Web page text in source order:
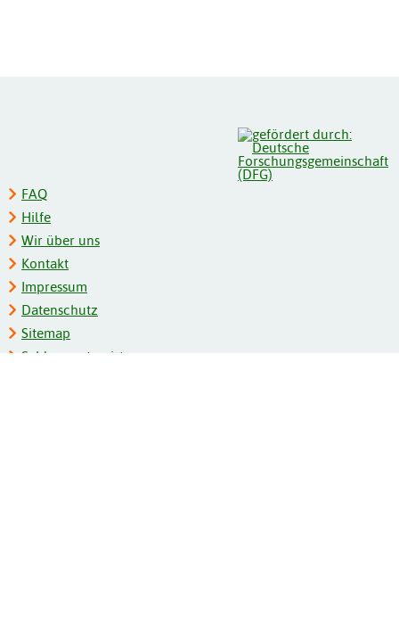
FAQ
Hilfe
Wir über uns
Kontakt
Impressum
Datenschutz
Sitemap
Schlagwortregister